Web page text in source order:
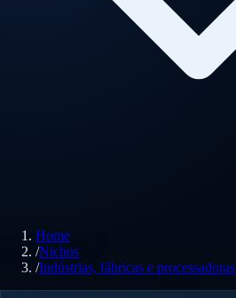
Home
/Nichos
/Indústrias, fábricas e processadoras